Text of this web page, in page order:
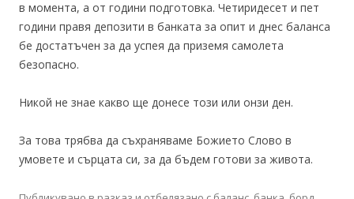
в момента, а от години подготовка. Четиридесет и пет
години правя депозити в банката за опит и днес баланса
бе достатъчен за да успея да приземя самолета
безопасно.
Никой не знае какво ще донесе този или онзи ден.
За това трябва да съхраняваме Божието Слово в
умовете и сърцата си, за да бъдем готови за живота.